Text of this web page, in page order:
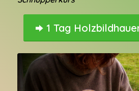
1 Tag